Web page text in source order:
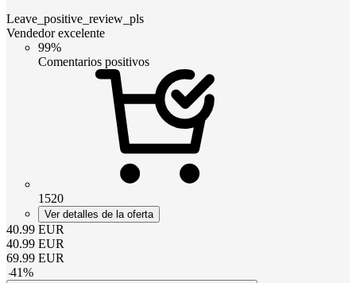
Leave_positive_review_pls
Vendedor excelente
99%
Comentarios positivos
1520
Ver detalles de la oferta
40.99 EUR
40.99 EUR
69.99 EUR
-41%